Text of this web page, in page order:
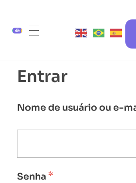
Entrar
Nome de usuário ou e-
Senha *